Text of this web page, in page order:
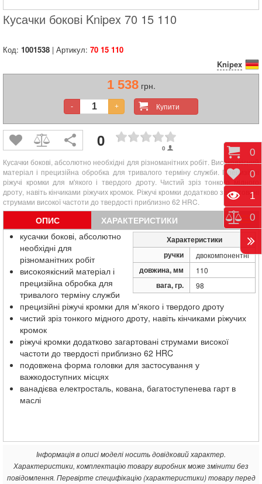
Кусачки бокові Knipex 70 15 110
Код: 1001538 | Артикул: 70 15 110
Knipex
1 538грн.
Купити
- +
0 0
Кусачки бокові, абсолютно необхідні для різноманітних робіт. Високоякісний
матеріал і прецизійна обробка для тривалого терміну служби. Прецизійні
ріжучі кромки для м'якого і твердого дроту. Чистий зріз тонкого мідного
дроту, навіть кінчиками ріжучих кромок. Ріжучі кромки додатково загартовані
струмами високої частоти до твердості приблизно 62 HRC.
ОПИС ХАРАКТЕРИСТИКИ
Характеристики
ручки
двокомпонентні
довжина, мм 110
вага, гр. 98
кусачки бокові, абсолютно
необхідні для
різноманітних робіт
високоякісний матеріал і
прецизійна обробка для
тривалого терміну служби
прецизійні ріжучі кромки для м'якого і твердого дроту
чистий зріз тонкого мідного дроту, навіть кінчиками ріжучих
кромок
ріжучі кромки додатково загартовані струмами високої
частоти до твердості приблизно 62 HRC
подовжена форма головки для застосування у
важкодоступних місцях
ванадієва електросталь, кована, багатоступенева гарт в
маслі
Інформація в описі моделі носить довідковий характер.
Характеристики, комплектацію товару виробник може змінити без
повідомлення. Перевірте специфікацію (характеристики) товару перед
0
0
1
0